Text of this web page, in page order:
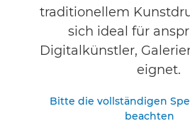
traditionellem
sich ideal für
Digitalkünstler,
eignet.
Bitte die vollständigen
beachten